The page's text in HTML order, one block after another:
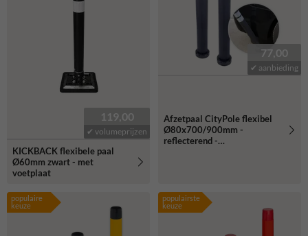
119,00
✔ volumeprijzen
KICKBACK flexibele paal
Ø60mm zwart - met
voetplaat
77,00
✔ aanbieding
Afzetpaal CityPole flexibel
Ø80x700/900mm -
reflecterend -
populaire
keuze
populairste
keuze